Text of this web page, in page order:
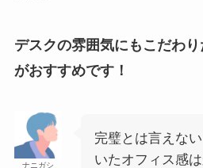
デスクの雰囲気にもこだわ
がおすすめです！
ナニガシ
完璧とは言えな
いたオフィス感